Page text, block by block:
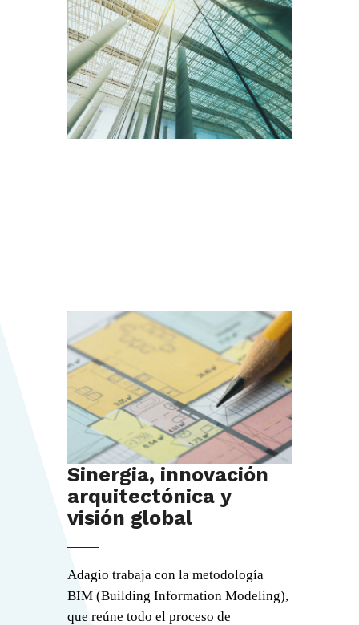
Sinergia, innovación
arquitectónica y
visión global
Adagio trabaja con la metodología
BIM (Building Information Modeling),
que reúne todo el proceso de